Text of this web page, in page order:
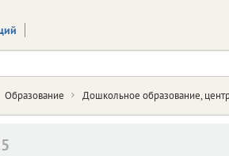
Образование Дошкольное образование,